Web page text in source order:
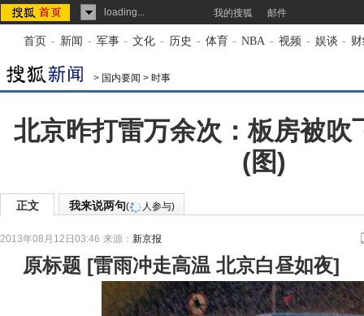
loading... 我的搜狐 邮件
首页 - 新闻 - 军事 - 文化 - 历史 - 体育 - NBA - 视频 - 娱谈 -
> 国内要闻 > 时事
北京昨打雷万余次：板房被吹
(图)
正文 我来说两句( 人参与)
2013年08月12日03:46 来源： 新京报
原标题 [雷雨冲走高温 北京白昼如夜]